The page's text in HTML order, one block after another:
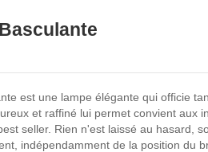
est une lampe élégante qui officie
et raffiné lui permet convient aux
seller. Rien n'est laissé au hasard,
indépendamment de la position du